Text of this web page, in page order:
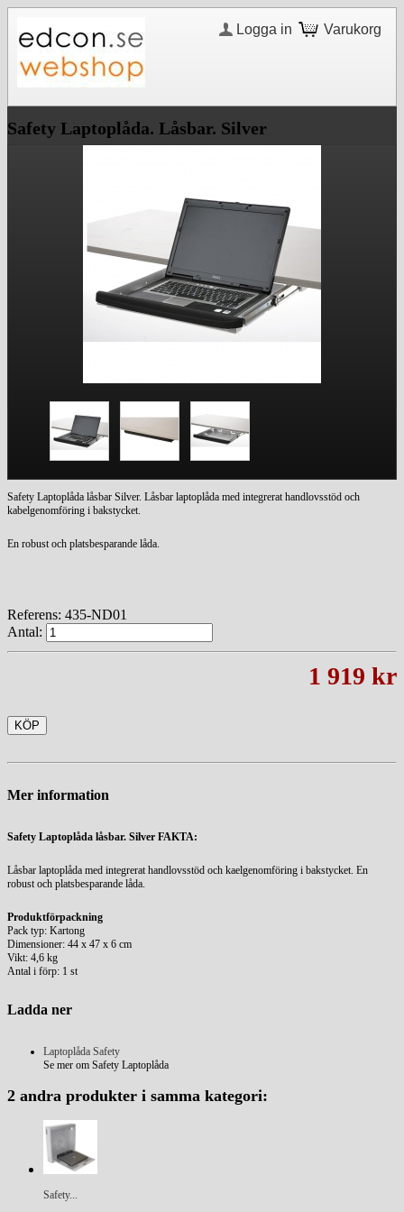
Varukorg
Logga in
Safety Laptoplåda. Låsbar. Silver
Safety Laptoplåda låsbar Silver. Låsbar laptoplåda med integrerat handlovsstöd och
kabelgenomföring i bakstycket.
En robust och platsbesparande låda.
Referens: 435-ND01
Antal:
1 919 kr
KÖP
Mer information
Safety Laptoplåda låsbar. Silver FAKTA:
Låsbar laptoplåda med integrerat handlovsstöd och kaelgenomföring i bakstycket. En
robust och platsbesparande låda.
Produktförpackning
Pack typ: Kartong
Dimensioner: 44 x 47 x 6 cm
Vikt: 4,6 kg
Antal i förp: 1 st
Ladda ner
Laptoplåda Safety
Se mer om Safety Laptoplåda
2 andra produkter i samma kategori:
Safety...